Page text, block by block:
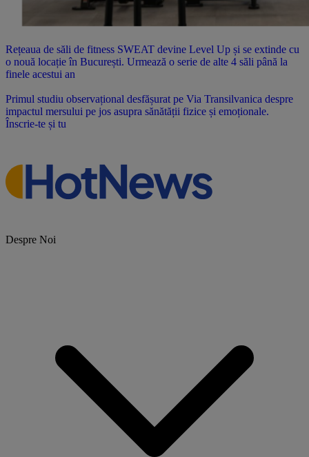
Rețeaua de săli de fitness SWEAT devine Level Up și se extinde cu
o nouă locație în București. Urmează o serie de alte 4 săli până la
finele acestui an
Primul studiu observațional desfășurat pe Via Transilvanica despre
impactul mersului pe jos asupra sănătății fizice și emoționale.
Înscrie-te și tu
Despre Noi